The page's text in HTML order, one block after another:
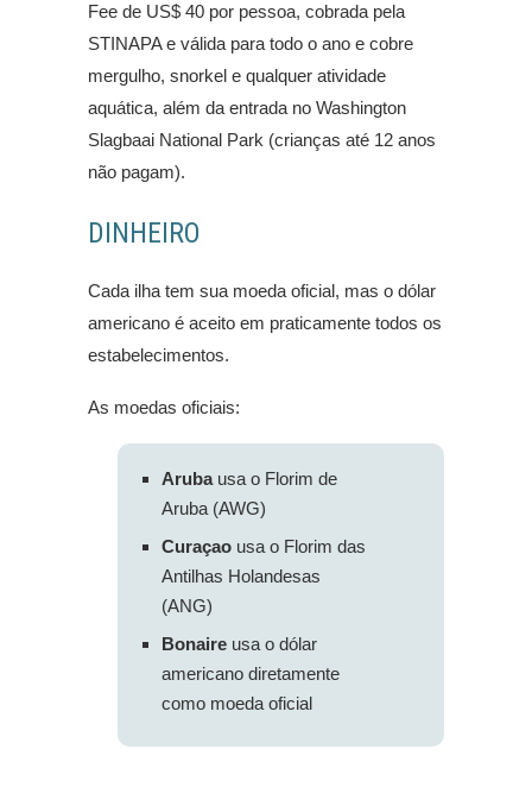
Fee de US$ 40 por pessoa, cobrada pela
STINAPA e válida para todo o ano e cobre
mergulho, snorkel e qualquer atividade
aquática, além da entrada no Washington
Slagbaai National Park (crianças até 12 anos
não pagam).
DINHEIRO
Cada ilha tem sua moeda oficial, mas o dólar
americano é aceito em praticamente todos os
estabelecimentos.
As moedas oficiais:
Aruba usa o Florim de
Aruba (AWG)
Curaçao usa o Florim das
Antilhas Holandesas
(ANG)
Bonaire usa o dólar
americano diretamente
como moeda oficial